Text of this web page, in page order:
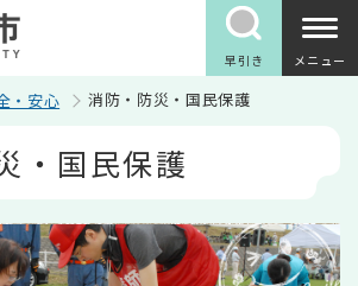
早引き メニュー
・安心 消防・防災・国民保護
・国民保護